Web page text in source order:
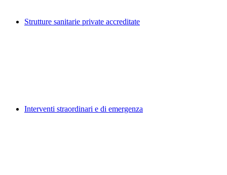
Strutture sanitarie private accreditate
Interventi straordinari e di emergenza